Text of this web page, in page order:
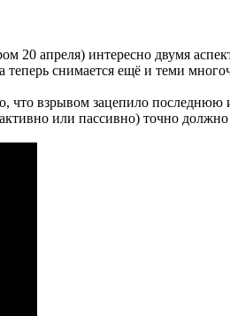
20 апреля) интересно двумя
теперь снимается ещё и теми
что взрывом зацепило
или пассивно) точно